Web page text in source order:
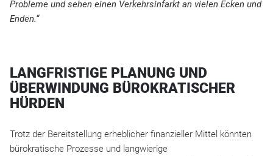
Probleme und sehen einen Verkehrsinfarkt an vielen Ecken und
Enden.“
LANGFRISTIGE PLANUNG UND
ÜBERWINDUNG BÜROKRATISCHER
HÜRDEN
Trotz der Bereitstellung erheblicher finanzieller Mittel könnten
bürokratische Prozesse und langwierige